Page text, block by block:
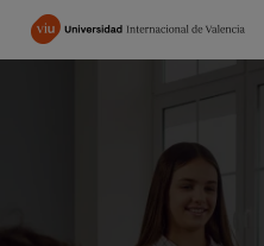
Pasar